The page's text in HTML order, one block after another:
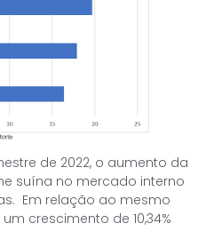
de 2022, o aumento da
suína no mercado interno
Em relação ao mesmo
crescimento de 10,34%